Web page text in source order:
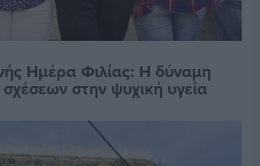
Ημέρα Φιλίας: Η δύναμη
στην ψυχική υγεία